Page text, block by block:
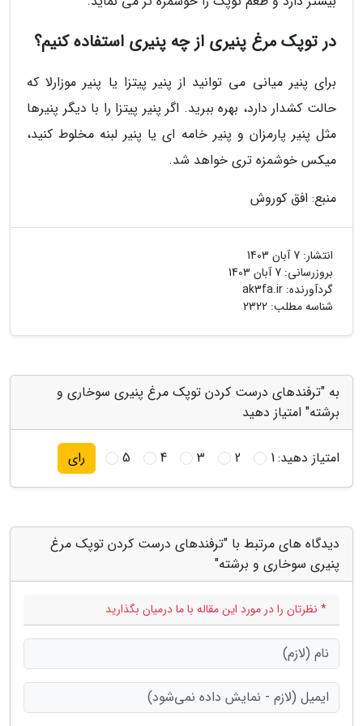
در توپک مرغ پنیری از چه پنیری استفاده کنیم؟
برای پنیر میانی می توانید از پنیر پیتزا یا پنیر موزارلا که
حالت کشدار دارد، بهره ببرید. اگر پنیر پیتزا را با دیگر پنیرها
مثل پنیر پارمزان و پنیر خامه ای یا پنیر لبنه مخلوط کنید،
میکس خوشمزه تری خواهد شد.
منبع: افق کوروش
انتشار: 7 آبان 1403
بروزرسانی: 7 آبان 1403
گردآورنده: ak3fa.ir
شناسه مطلب: 2322
به "ترفندهای درست کردن توپک مرغ پنیری سوخاری و
برشته" امتیاز دهید
امتیاز دهید:1
2
3
4
5 رای
دیدگاه های مرتبط با "ترفندهای درست کردن توپک مرغ
پنیری سوخاری و برشته"
* نظرتان را در مورد این مقاله با ما درمیان بگذارید